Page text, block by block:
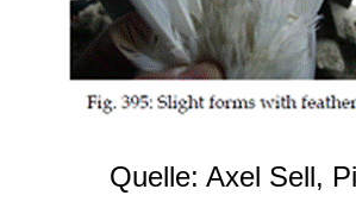
Quelle: Axel Sell,